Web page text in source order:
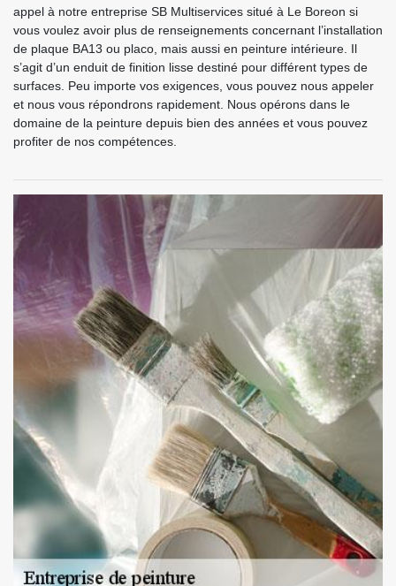
appel à notre entreprise SB Multiservices situé à Le Boreon si
vous voulez avoir plus de renseignements concernant l’installation
de plaque BA13 ou placo, mais aussi en peinture intérieure. Il
s’agit d’un enduit de finition lisse destiné pour différent types de
surfaces. Peu importe vos exigences, vous pouvez nous appeler
et nous vous répondrons rapidement. Nous opérons dans le
domaine de la peinture depuis bien des années et vous pouvez
profiter de nos compétences.